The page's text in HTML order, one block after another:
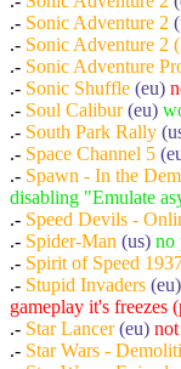
.- Sonic Adventure 2
.- Sonic Adventure 2
.- Sonic Adventure
.- Sonic Shuffle (eu)
.- Soul Calibur (eu)
.- South Park Rally
.- Space Channel 5
.- Spawn - In the
disabling "Emulate
.- Speed Devils -
.- Spider-Man (us) no
.- Spirit of Speed
.- Stupid Invaders (eu)
gameplay it's
.- Star Lancer (eu)
.- Star Wars -